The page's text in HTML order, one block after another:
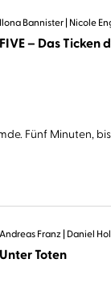
Ilona Bannister Nicole
FIVE – Das Ticken
Fünf Minuten,
Andreas Franz Daniel
Unter Toten